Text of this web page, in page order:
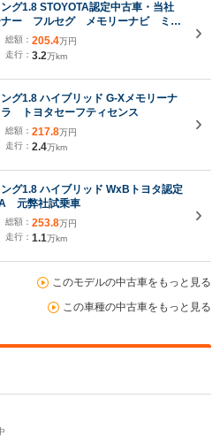
グ1.8 STOYOTA認定中古車・当社
ナー フルセグ メモリーナビ ミュ
ヤー接続可 バックカメラ 衝突被害
ドラレコ LEDヘッドランプ
総額： 205.4万円
走行： 3.2万km
グ1.8 ハイブリッド G-Xメモリーナ
トヨタセーフティセンス
総額： 217.8万円
走行： 2.4万km
グ1.8 ハイブリッド WxBトヨタ認定
元弊社試乗車
総額： 253.8万円
走行： 1.1万km
このモデルの中古車をもっと見る
この車種の中古車をもっと見る